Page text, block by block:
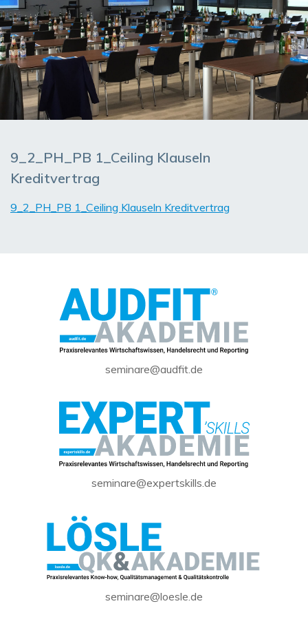
9_2_PH_PB 1_Ceiling Klauseln
Kreditvertrag
9_2_PH_PB 1_Ceiling Klauseln Kreditvertrag
seminare@audfit.de
seminare@expertskills.de
seminare@loesle.de